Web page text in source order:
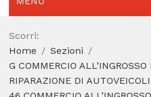
AGGIORNAMENTO 2025
SEZIONI
CODICE ATECO A COSA
Scorri:
Home
Sezioni
G COMMERCIO
RIPARAZIONE DI